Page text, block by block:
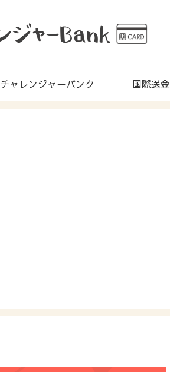
チャレンジャーバンク 国際送金